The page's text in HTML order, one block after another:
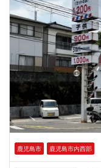
鹿児島市 鹿児島市内西部